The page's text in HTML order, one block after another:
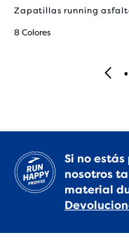
Zapatillas running
8 Colores
Si no
nosotros
material